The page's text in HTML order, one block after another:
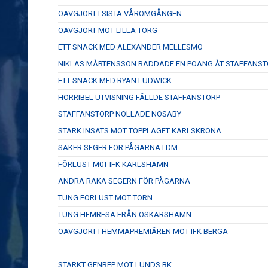
OAVGJORT I SISTA VÅROMGÅNGEN
OAVGJORT MOT LILLA TORG
ETT SNACK MED ALEXANDER MELLESMO
NIKLAS MÅRTENSSON RÄDDADE EN POÄNG ÅT
ETT SNACK MED RYAN LUDWICK
HORRIBEL UTVISNING FÄLLDE STAFFANSTORP
STAFFANSTORP NOLLADE NOSABY
STARK INSATS MOT TOPPLAGET KARLSKRONA
SÄKER SEGER FÖR PÅGARNA I DM
FÖRLUST M0T IFK KARLSHAMN
ANDRA RAKA SEGERN FÖR PÅGARNA
TUNG FÖRLUST MOT TORN
TUNG HEMRESA FRÅN OSKARSHAMN
OAVGJORT I HEMMAPREMIÄREN MOT IFK BERGA
STARKT GENREP MOT LUNDS BK